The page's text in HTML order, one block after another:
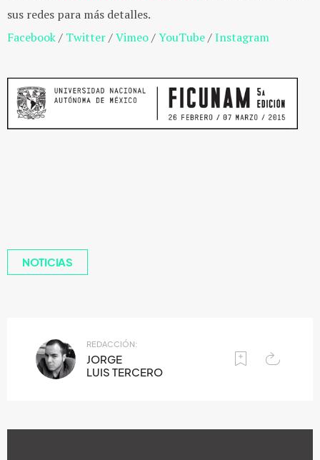
sus redes para más detalles.
Facebook/ Twitter/Vimeo/YouTube/Instagram
NOTICIAS
REDACCIÓN:
JORGE
LUIS TERCERO